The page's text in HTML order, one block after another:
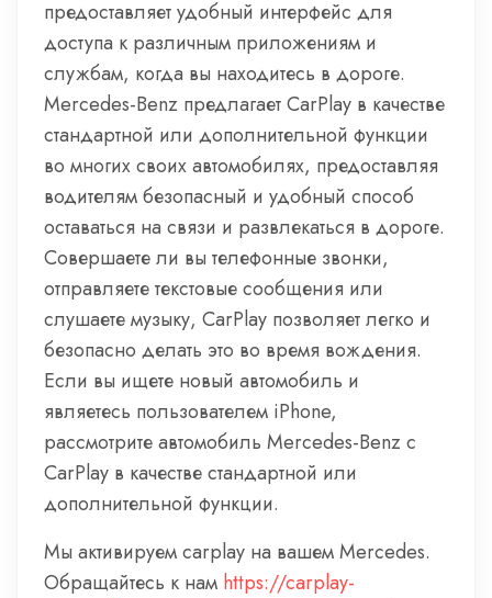
предоставляет удобный интерфейс для
доступа к различным приложениям и
службам, когда вы находитесь в дороге.
Mercedes-Benz предлагает CarPlay в качестве
стандартной или дополнительной функции
во многих своих автомобилях, предоставляя
водителям безопасный и удобный способ
оставаться на связи и развлекаться в дороге.
Совершаете ли вы телефонные звонки,
отправляете текстовые сообщения или
слушаете музыку, CarPlay позволяет легко и
безопасно делать это во время вождения.
Если вы ищете новый автомобиль и
являетесь пользователем iPhone,
рассмотрите автомобиль Mercedes-Benz с
CarPlay в качестве стандартной или
дополнительной функции.
Мы активируем carplay на вашем Mercedes.
Обращайтесь к нам https://carplay-